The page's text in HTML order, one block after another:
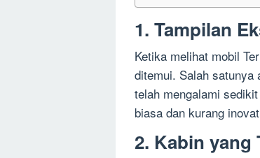
1. Tampilan
Ketika melihat mobil
ditemui. Salah satunya
telah mengalami
biasa dan kurang
2. Kabin yang